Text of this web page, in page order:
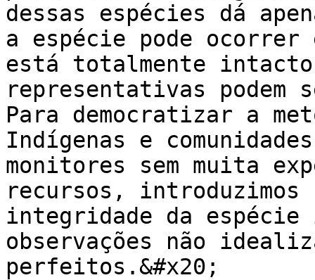
dessas espécies dá
a espécie pode ocorrer
está totalmente
representativas
Para democratizar a
Indígenas e
monitores sem muita
recursos, introduzimos
integridade da espécie
observações não
perfeitos.&#x20;